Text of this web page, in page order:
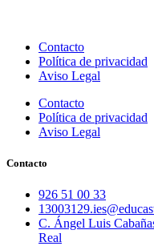
Contacto
Política de privacidad
Aviso Legal
Contacto
Política de privacidad
Aviso Legal
Contacto
926 51 00 33
C. Ángel Luis
Real